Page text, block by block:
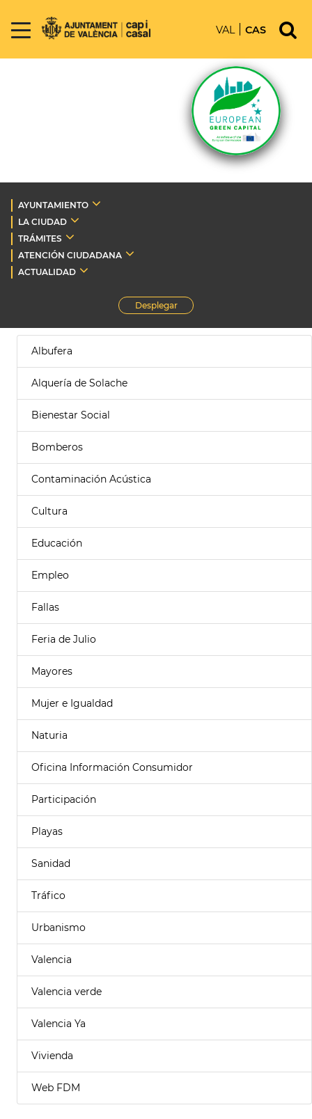
VAL CAS
AYUNTAMIENTO
LA CIUDAD
TRÁMITES
ATENCIÓN CIUDADANA
ACTUALIDAD
Desplegar
Albufera
Alquería de Solache
Bienestar Social
Bomberos
Contaminación Acústica
Cultura
Educación
Empleo
Fallas
Feria de Julio
Mayores
Mujer e Igualdad
Naturia
Oficina Información Consumidor
Participación
Playas
Sanidad
Tráfico
Urbanismo
Valencia
Valencia verde
Valencia Ya
Vivienda
Web FDM